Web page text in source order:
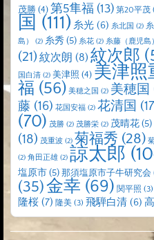
茂勝 (4) 第5隼福 (13) 第20平茂
国 (111) 糸光 (6) 糸北国 (2)
島）
(2) 糸秀 (5) 糸花 (2) 糸藤（鹿児島）
(21) 紋次朗 (8) 紋次郎
国白清 (2) 美津照 (4) 美津照
福 (56) 美穂之国 (2) 美穂国
藤 (16) 花国安福 (2) 花清国
(70) 茂勝 (2) 茂勝栄 (2) 茂晴花(5)
(18) 茂重波 (2) 菊福秀 (28)
(2) 角田正雄 (2) 諒太郎
塩原市(5) 那須塩原市子牛研究会
(35)金幸 (69) 関平照 (3)
隆桜 (7) 隆美 (3) 飛騨白清 (6)